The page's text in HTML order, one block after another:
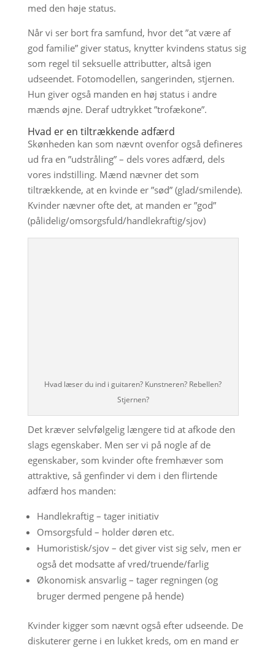
med den høje status.
Når vi ser bort fra samfund, hvor det ”at være af
god familie” giver status, knytter kvindens status sig
som regel til seksuelle attributter, altså igen
udseendet. Fotomodellen, sangerinden, stjernen.
Hun giver også manden en høj status i andre
mænds øjne. Deraf udtrykket ”trofækone”.
Hvad er en tiltrækkende adfærd
Skønheden kan som nævnt ovenfor også defineres
ud fra en ”udstråling” – dels vores adfærd, dels
vores indstilling. Mænd nævner det som
tiltrækkende, at en kvinde er ”sød” (glad/smilende).
Kvinder nævner ofte det, at manden er ”god”
(pålidelig/omsorgsfuld/handlekraftig/sjov)
Hvad læser du ind i guitaren? Kunstneren? Rebellen?
Stjernen?
Det kræver selvfølgelig længere tid at afkode den
slags egenskaber. Men ser vi på nogle af de
egenskaber, som kvinder ofte fremhæver som
attraktive, så genfinder vi dem i den flirtende
adfærd hos manden:
Handlekraftig – tager initiativ
Omsorgsfuld – holder døren etc.
Humoristisk/sjov – det giver vist sig selv, men er
også det modsatte af vred/truende/farlig
Økonomisk ansvarlig – tager regningen (og
bruger dermed pengene på hende)
Kvinder kigger som nævnt også efter udseende. De
diskuterer gerne i en lukket kreds, om en mand er